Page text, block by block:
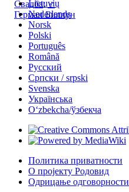
Свадба:♂
Герман Биллун
Lietuvių
Nederlands
Norsk
Polski
Português
Română
Русский
Српски / srpski
Svenska
Українська
Oʻzbekcha/ўзбекча
Политика приватности
О пројекту Родовид
Одрицање одговорности